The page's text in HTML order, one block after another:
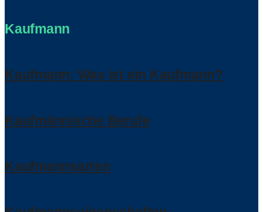
Kaufmann
Kaufmann: Was ist ein Kaufmann?
Kaufmännische Berufe
Kaufmannsarten